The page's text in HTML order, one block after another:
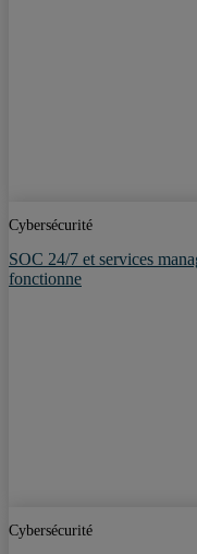
Cybersécurité
SOC 24/7 et services
fonctionne
Cybersécurité